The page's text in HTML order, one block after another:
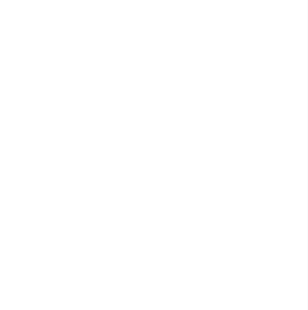
domande alle quali sono
il test finale le
sia scritta che orale.
possono interagire tra di
Autorizzazioni,